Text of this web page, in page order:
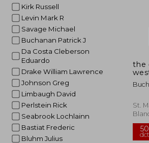
Kirk Russell
Levin Mark R
Savage Michael
Buchanan Patrick J
Da Costa Cleberson
Eduardo
Drake William Lawrence
Johnson Greg
Limbaugh David
Perlstein Rick
Seabrook Lochlainn
Bastiat Frederic
Bluhm Julius
the
St.